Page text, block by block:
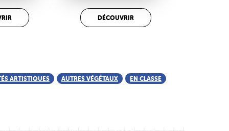
DÉCOUVRIR
ARTISTIQUES AUTRES VÉGÉTAUX EN CLASSE